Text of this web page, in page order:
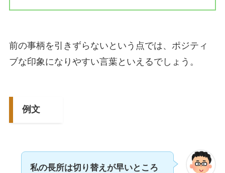
前の事柄を引きずらないという点では、ポジティ
ブな印象になりやすい言葉といえるでしょう。
例文
私の長所は切り替えが早いところ